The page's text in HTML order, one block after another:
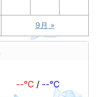
9月 »
--℃ / --℃